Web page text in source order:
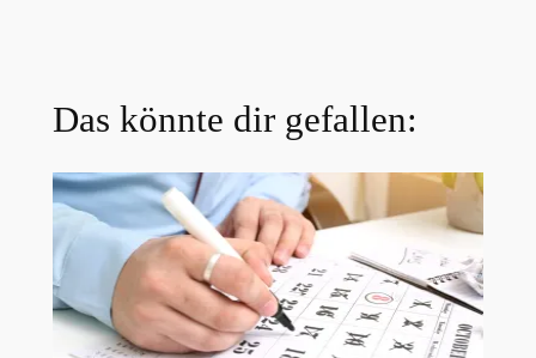
Das könnte dir gefallen: